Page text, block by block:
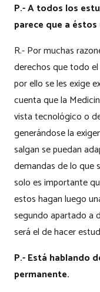
P.- A todos los
parece que a
R.- Por muchas
derechos que todo
por ello se les exige
cuenta que la
vista tecnológico o
generándose la
salgan se puedan
demandas de lo que
solo es importante
estos hagan luego
segundo apartado a
será el de hacer
P.- Está hablando
permanente.